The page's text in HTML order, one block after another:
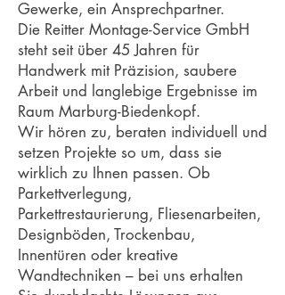
Gewerke, ein Ansprechpartner.
Die Reitter Montage-Service GmbH
steht seit über 45 Jahren für
Handwerk mit Präzision, saubere
Arbeit und langlebige Ergebnisse im
Raum Marburg-Biedenkopf.
Wir hören zu, beraten individuell und
setzen Projekte so um, dass sie
wirklich zu Ihnen passen. Ob
Parkettverlegung,
Parkettrestaurierung, Fliesenarbeiten,
Designböden, Trockenbau,
Innentüren oder kreative
Wandtechniken – bei uns erhalten